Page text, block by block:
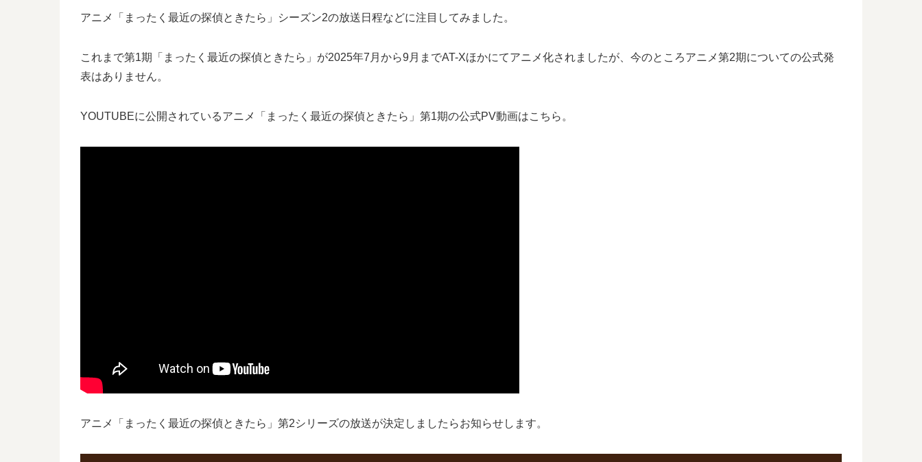
アニメ「まったく最近の探偵ときたら」シーズン2の放送日程などに注目してみました。
これまで第1期「まったく最近の探偵ときたら」が2025年7月から9月までAT-Xほかにてアニメ化されましたが、今のところアニメ第2期についての公式発
表はありません。
YOUTUBEに公開されているアニメ「まったく最近の探偵ときたら」第1期の公式PV動画はこちら。
アニメ「まったく最近の探偵ときたら」第2シリーズの放送が決定しましたらお知らせします。